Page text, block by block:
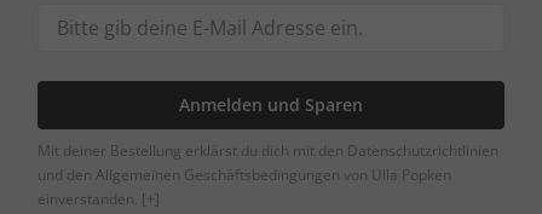
Anmelden und Sparen
Mit deiner Bestellung erklärst du dich mit den Datenschutzrichtlinien
und den Allgemeinen Geschäftsbedingungen von Ulla Popken
einverstanden. [+]